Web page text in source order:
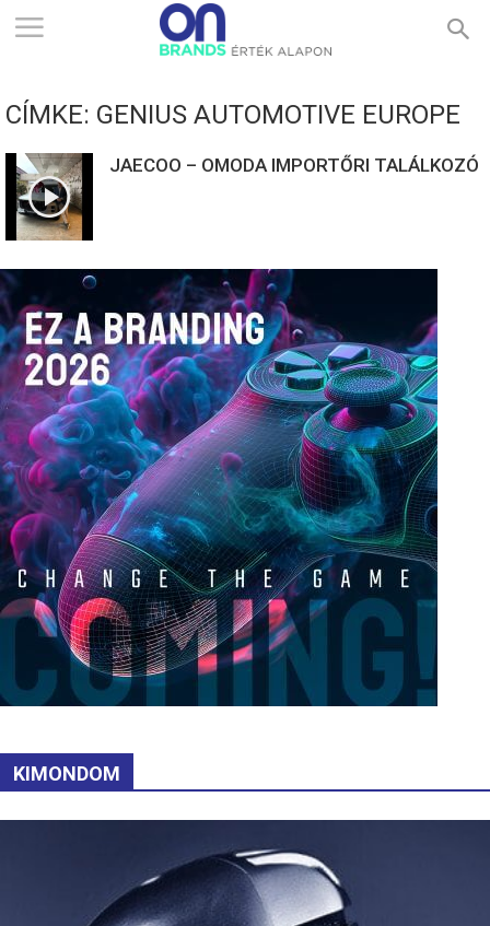
ONBRANDS
ÉRTÉK
ALAPON
CÍMKE: GENIUS AUTOMOTIVE EUROPE
JAECOO – OMODA IMPORTŐRI TALÁLKOZÓ
KIMONDOM